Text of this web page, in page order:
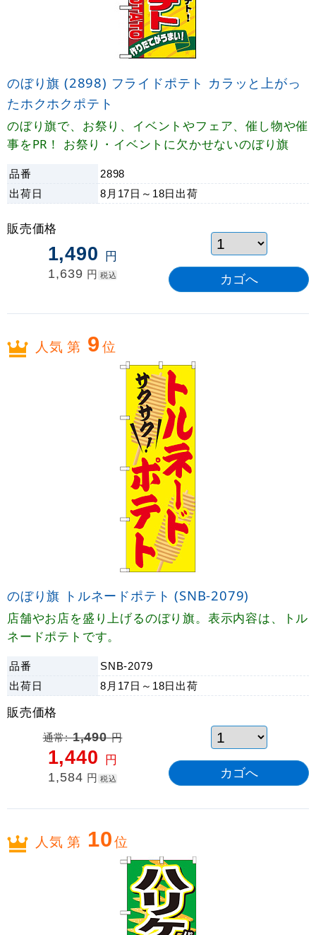
のぼり旗 (2898) フライドポテト カラッと上がっ
たホクホクポテト
のぼり旗で、お祭り、イベントやフェア、催し物や催
事をPR！ お祭り・イベントに欠かせないのぼり旗
品番 2898
出荷日 8月17日～18日 出荷
販売価格
1,490 円
1,639 円 税込
人気 第 9位
のぼり旗 トルネードポテト (SNB-2079)
店舗やお店を盛り上げるのぼり旗。表示内容は、トル
ネードポテトです。
品番 SNB-2079
出荷日 8月17日～18日 出荷
販売価格
通常:1,490円
1,440 円
1,584 円 税込
人気 第 10位